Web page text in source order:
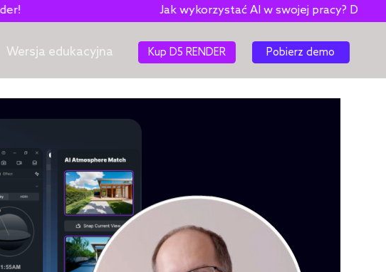
Jak wykorzystać AI w swojej pracy? Darmowy e-book!
Wersja edukacyjna Kup D5 RENDER Pobierz demo